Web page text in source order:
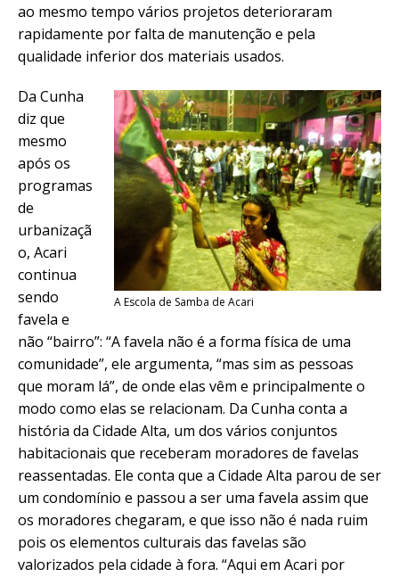
ao mesmo tempo vários projetos deterioraram
rapidamente por falta de manutenção e pela
qualidade inferior dos materiais usados.
A Escola de Samba de Acari
Da Cunha
diz que
mesmo
após os
programas
de
urbanizaçã
o, Acari
continua
sendo
favela e
não “bairro”: “A favela não é a forma física de uma
comunidade”, ele argumenta, “mas sim as pessoas
que moram lá”, de onde elas vêm e principalmente o
modo como elas se relacionam. Da Cunha conta a
história da Cidade Alta, um dos vários conjuntos
habitacionais que receberam moradores de favelas
reassentadas. Ele conta que a Cidade Alta parou de ser
um condomínio e passou a ser uma favela assim que
os moradores chegaram, e que isso não é nada ruim
pois os elementos culturais das favelas são
valorizados pela cidade à fora. “Aqui em Acari por